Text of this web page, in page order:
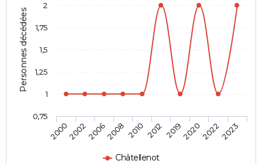
Personnes décédées
Châtellenot
2000200220062008 2010 2012 2019202020222023
0,75
1
1,25
1,5
1,75
2